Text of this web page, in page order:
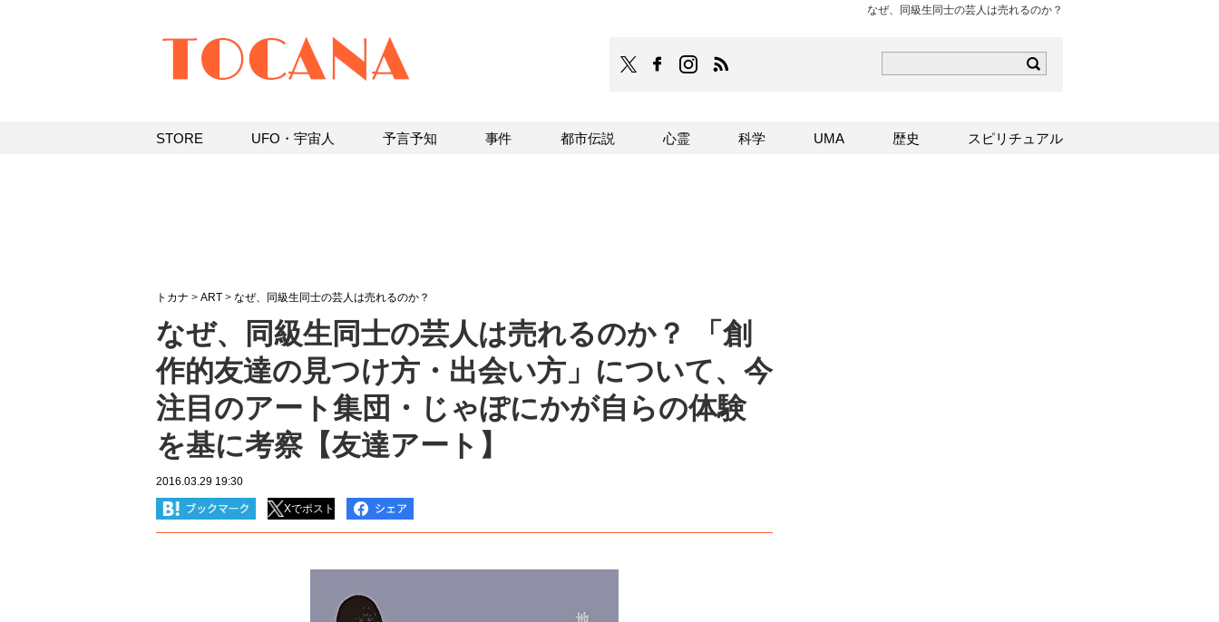
なぜ、同級生同士の芸人は売れるのか？
TOCANAのFacebookはこちら
TOCANAのinstagramはこちら
トカナ > ART > なぜ、同級生同士の芸人は売れるのか？
なぜ、同級生同士の芸人は売れるのか？ 「創
作的友達の見つけ方・出会い方」について、今
注目のアート集団・じゃぽにかが自らの体験
を基に考察【友達アート】
2016.03.29 19:30
Xでポスト
STORE UFO・宇宙人 予言予知 事件 都市伝説 心霊 科学 UMA 歴史 スピリチュアル